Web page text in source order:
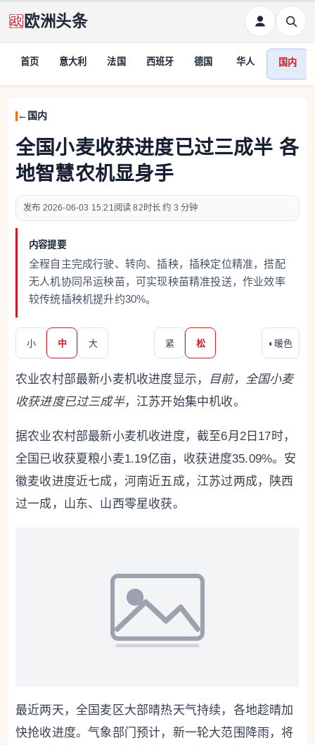
欧洲头条
首页 意大利 法国 西班牙 德国 华人 国内
国内
全国小麦收获进度已过三成半 各
地智慧农机显身手
2026-06-03 15:21 82 约 3 分钟
内容提要
全程自主完成行驶、转向、插秧，插秧定位精准，搭配
无人机协同吊运秧苗，可实现秧苗精准投送，作业效率
较传统插秧机提升约30%。
小 中 大 紧 松 ◐ 暖色
农业农村部最新小麦机收进度显示， 目前，全国小麦
收获进度已过三成半，江苏开始集中机收。
据农业农村部最新小麦机收进度，截至6月2日17时，
全国已收获夏粮小麦1.19亿亩，收获进度35.09%。安
徽麦收进度近七成，河南近五成，江苏过两成，陕西
过一成，山东、山西零星收获。
最近两天，全国麦区大部晴热天气持续，各地趁晴加
快抢收进度。气象部门预计，新一轮大范围降雨，将